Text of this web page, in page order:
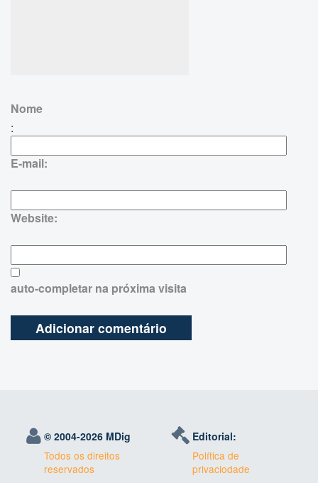
Nome
:
E-mail:
Website:
auto-completar na próxima visita
© 2004-2026 MDig
Todos os direitos
reservados
Editorial:
Política de
privaciodade